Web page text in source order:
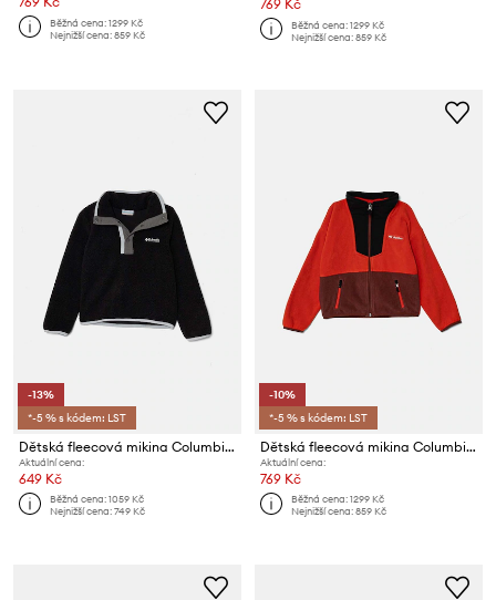
Běžná cena:1299 Kč
Nejnižší cena:859 Kč
769 Kč
Běžná cena:1299 Kč
Nejnižší cena:859 Kč
-13%
*-5 % s kódem: LST
Dětská fleecová mikina Columbia Helvetia
Aktuální cena:
649 Kč
Běžná cena:1059 Kč
Nejnižší cena:749 Kč
-10%
*-5 % s kódem: LST
Dětská fleecová mikina Columbia Sequoia Grove
Aktuální cena:
769 Kč
Běžná cena:1299 Kč
Nejnižší cena:859 Kč